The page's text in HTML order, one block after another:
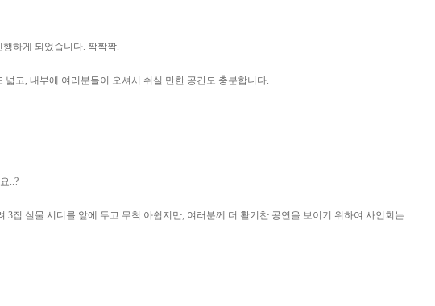
하게 되었습니다. 짝짝짝.
고, 내부에 여러분들이 오셔서 쉬실 만한 공간도 충분합니다.
..?
집 실물 시디를 앞에 두고 무척 아쉽지만, 여러분께 더 활기찬 공연을 보이기 위하여 사인회는